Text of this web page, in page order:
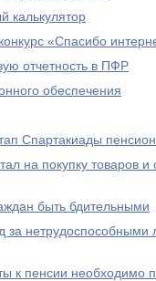
калькулятор
«Спасибо
отчетность в ПФР
обеспечения
Спартакиады
на покупку товаров
быть бдительными
за
к пенсии необходимо